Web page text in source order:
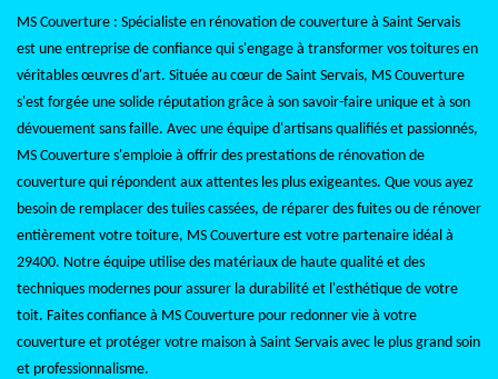
MS Couverture : Spécialiste en rénovation de couverture à Saint Servais
est une entreprise de confiance qui s'engage à transformer vos toitures en
véritables œuvres d'art. Située au cœur de Saint Servais, MS Couverture
s'est forgée une solide réputation grâce à son savoir-faire unique et à son
dévouement sans faille. Avec une équipe d'artisans qualifiés et passionnés,
MS Couverture s'emploie à offrir des prestations de rénovation de
couverture qui répondent aux attentes les plus exigeantes. Que vous ayez
besoin de remplacer des tuiles cassées, de réparer des fuites ou de rénover
entièrement votre toiture, MS Couverture est votre partenaire idéal à
29400. Notre équipe utilise des matériaux de haute qualité et des
techniques modernes pour assurer la durabilité et l'esthétique de votre
toit. Faites confiance à MS Couverture pour redonner vie à votre
couverture et protéger votre maison à Saint Servais avec le plus grand soin
et professionnalisme.